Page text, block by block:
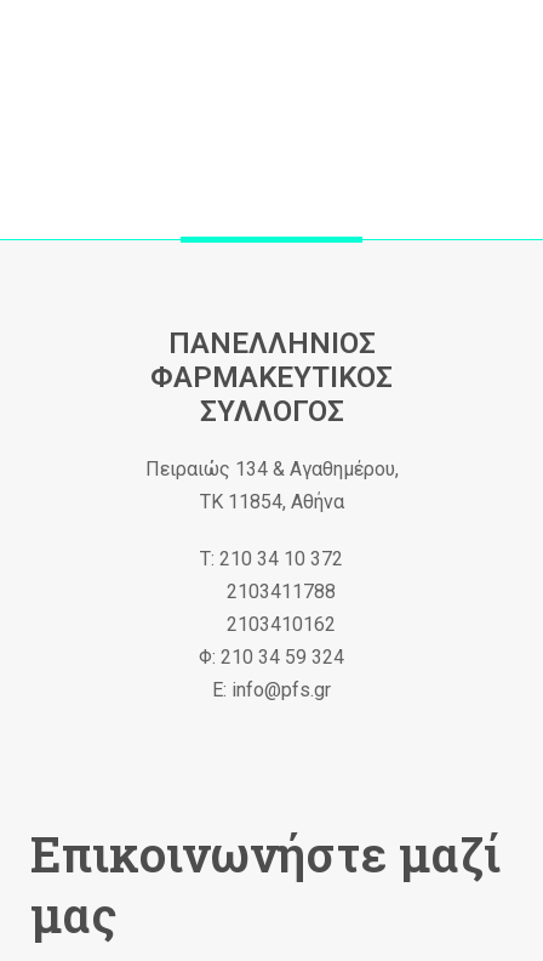
ΠΑΝΕΛΛΗΝΙΟΣ
ΦΑΡΜΑΚΕΥΤΙΚΟΣ
ΣΥΛΛΟΓΟΣ
Πειραιώς 134 & Αγαθημέρου,
ΤΚ 11854, Αθήνα
Τ: 210 34 10 372
2103411788
2103410162
Φ: 210 34 59 324
Ε: info@pfs.gr
Επικοινωνήστε μαζί
μας